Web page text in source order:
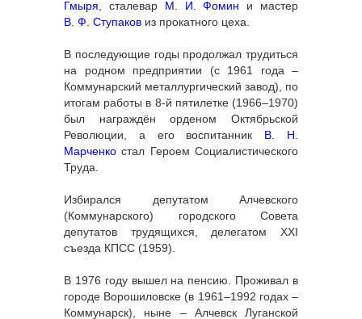
Гмыря , сталевар М. И. Фомин и мастер
В. Ф. Ступаков из прокатного цеха.
В последующие годы продолжал трудиться
на родном предприятии (с 1961 года –
Коммунарский металлургический завод), по
итогам работы в 8-й пятилетке (1966–1970)
был награждён орденом Октябрьской
Революции, а его воспитанник В. Н.
Марченко стал Героем Социалистического
Труда.
Избирался депутатом Алчевского
(Коммунарского) городского Совета
депутатов трудящихся, делегатом XXI
съезда КПСС (1959).
В 1976 году вышел на пенсию. Проживал в
городе Ворошиловске (в 1961–1992 годах –
Коммунарск), ныне – Алчевск Луганской